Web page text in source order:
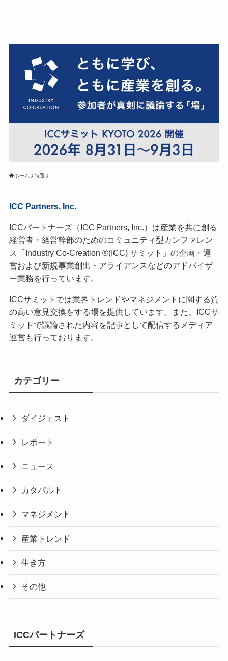
ホーム 特選
ICC Partners, Inc.
ICCパートナーズ（ICC Partners, Inc.）は産業を共に創る
経営者・経営幹部のためのコミュニティ型カンファレン
ス「Industry Co-Creation ®(ICC) サミット」の企画・運
営および新規事業創出・アライアンスなどのアドバイザ
ー業務を行っています。
ICCサミットでは業界トレンドやマネジメントに関する質
の高い意見交換をする場を提供しています。また、ICCサ
ミットで議論された内容を記事として配信するメディア
運営も行っております。
カテゴリー
ダイジェスト
レポート
ニュース
カタパルト
マネジメント
産業トレンド
生き方
その他
ICCパートナーズ